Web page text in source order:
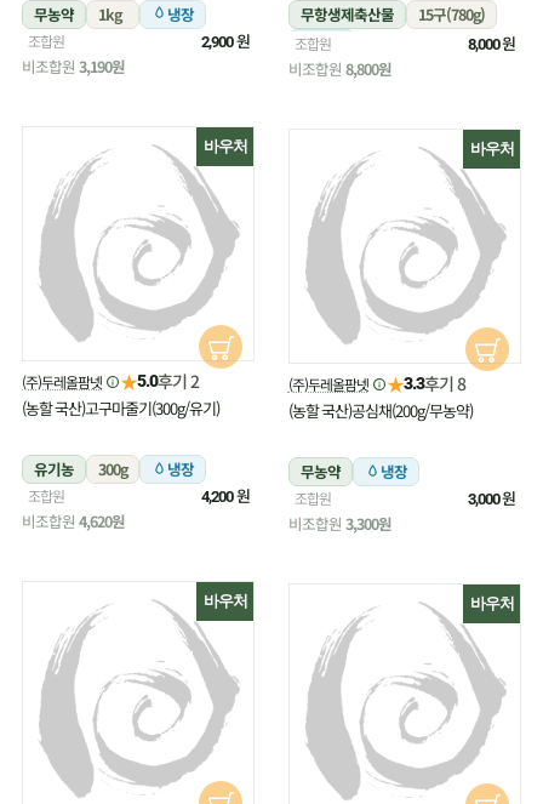
무농약 1kg 냉장
조합원 2,900원
비조합원 3,190원
무항생제축산물
15구(780g)
냉장
조합원 8,000원
비조합원 8,800원
바우처
(주)두레올팜넷 ★5.0후기 2
(농할 국산)고구마줄기(300g/유기)
유기농 300g 냉장
조합원 4,200원
비조합원 4,620원
바우처
(주)두레올팜넷 ★3.3후기 8
(농할 국산)공심채(200g/무농약)
무농약 냉장
조합원 3,000원
비조합원 3,300원
바우처 바우처